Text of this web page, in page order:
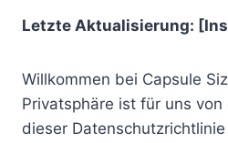
Letzte Aktualisierung:
Willkommen bei Capsule
Privatsphäre ist für uns
dieser